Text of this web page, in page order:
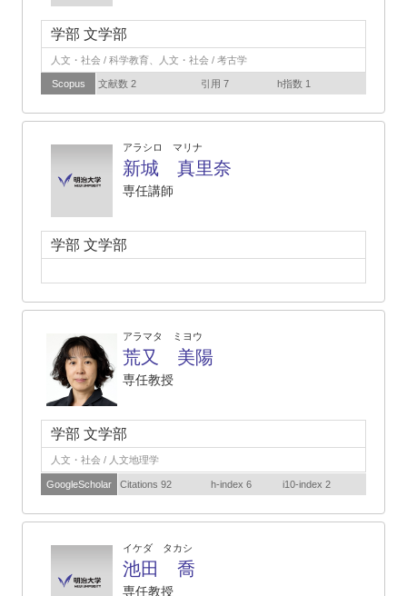
学部 文学部
人文・社会 / 科学教育、人文・社会 / 考古学
Scopus 文献数 2 引用 7 h指数 1
アラシロ マリナ
新城 真里奈
専任講師
学部 文学部
アラマタ ミヨウ
荒又 美陽
専任教授
学部 文学部
人文・社会 / 人文地理学
GoogleScholar Citations 92 h-index 6 i10-index 2
イケダ タカシ
池田 喬
専任教授